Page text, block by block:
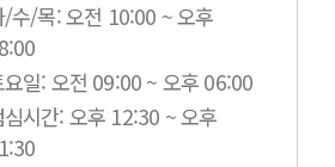
/수/목: 오전 10:00 ~ 오후
일: 오전 09:00 ~ 오후 06:00
심시간: 오후 12:30 ~ 오후